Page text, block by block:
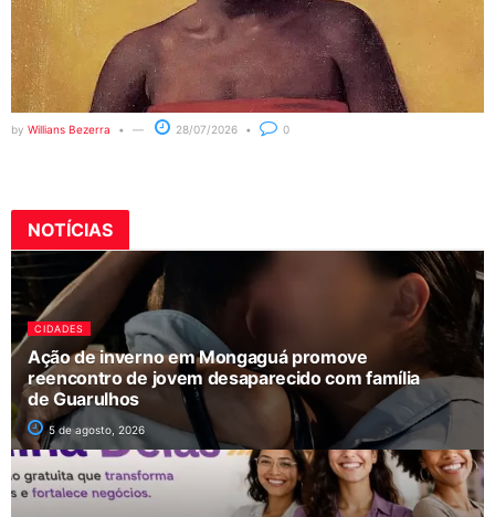
by Willians Bezerra 28/07/2026 0
NOTÍCIAS
CIDADES
Ação de inverno em Mongaguá promove
reencontro de jovem desaparecido com família
de Guarulhos
5 de agosto, 2026